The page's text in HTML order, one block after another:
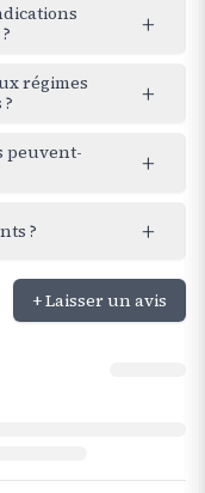
+
régimes
+
peuvent-
+
? +
+ Laisser un avis